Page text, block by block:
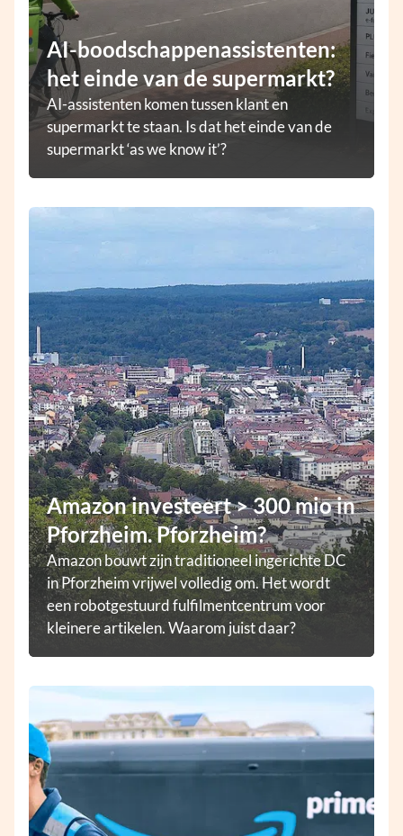
AI-boodschappenassistenten:
het einde van de supermarkt?
AI-assistenten komen tussen klant en
supermarkt te staan. Is dat het einde van de
supermarkt ‘as we know it’?
Amazon investeert > 300 mio in
Pforzheim. Pforzheim?
Amazon bouwt zijn traditioneel ingerichte DC
in Pforzheim vrijwel volledig om. Het wordt
een robotgestuurd fulfilmentcentrum voor
kleinere artikelen. Waarom juist daar?